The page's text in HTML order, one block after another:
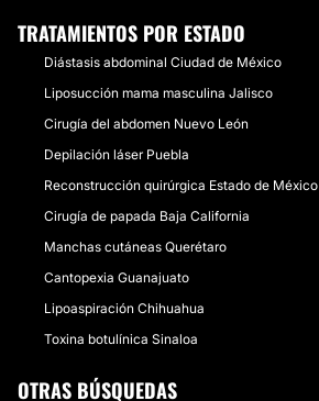
TRATAMIENTOS POR ESTADO
Diástasis abdominal Ciudad de México
Liposucción mama masculina Jalisco
Cirugía del abdomen Nuevo León
Depilación láser Puebla
Reconstrucción quirúrgica Estado de México
Cirugía de papada Baja California
Manchas cutáneas Querétaro
Cantopexia Guanajuato
Lipoaspiración Chihuahua
Toxina botulínica Sinaloa
OTRAS BÚSQUEDAS